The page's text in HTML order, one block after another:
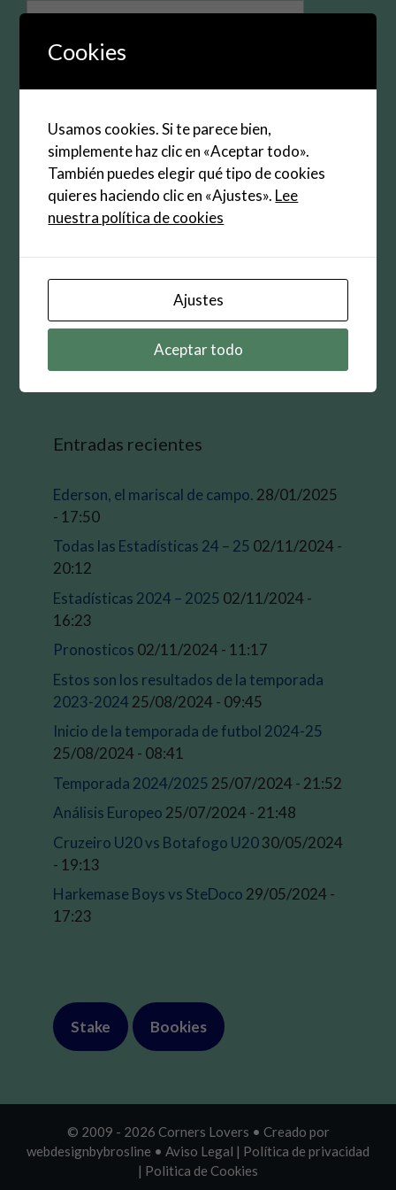
Nombre
Correo
Guarda mi nombre, correo electrónico y web en
este navegador para la próxima vez que
comente.
Buscar:
Entradas recientes
Ederson, el mariscal de campo. 28/01/2025
- 17:50
Todas las Estadísticas 24 – 25 02/11/2024 -
20:12
Estadísticas 2024 – 2025 02/11/2024 -
16:23
Pronosticos 02/11/2024 - 11:17
Estos son los resultados de la temporada
2023-2024 25/08/2024 - 09:45
Inicio de la temporada de futbol 2024-25
25/08/2024 - 08:41
Temporada 2024/2025 25/07/2024 - 21:52
Análisis Europeo 25/07/2024 - 21:48
Cruzeiro U20 vs Botafogo U2030/05/2024
- 19:13
Harkemase Boys vs SteDoco 29/05/2024 -
17:23
Stake Bookies
© 2009 - 2026 Corners Lovers • Creado por
webdesignbybrosline • Aviso Legal | Política de privacidad
| Politica de Cookies
Cookies
Usamos cookies. Si te parece bien,
simplemente haz clic en «Aceptar todo».
También puedes elegir qué tipo de cookies
quieres haciendo clic en «Ajustes». Lee
nuestra política de cookies
Ajustes
Aceptar todo